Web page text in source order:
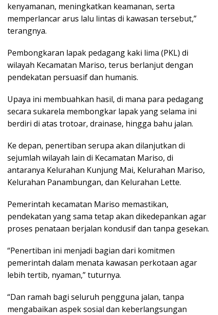
kenyamanan, meningkatkan keamanan, serta
memperlancar arus lalu lintas di kawasan tersebut,”
terangnya.
Pembongkaran lapak pedagang kaki lima (PKL) di
wilayah Kecamatan Mariso, terus berlanjut dengan
pendekatan persuasif dan humanis.
Upaya ini membuahkan hasil, di mana para pedagang
secara sukarela membongkar lapak yang selama ini
berdiri di atas trotoar, drainase, hingga bahu jalan.
Ke depan, penertiban serupa akan dilanjutkan di
sejumlah wilayah lain di Kecamatan Mariso, di
antaranya Kelurahan Kunjung Mai, Kelurahan Mariso,
Kelurahan Panambungan, dan Kelurahan Lette.
Pemerintah kecamatan Mariso memastikan,
pendekatan yang sama tetap akan dikedepankan agar
proses penataan berjalan kondusif dan tanpa gesekan.
“Penertiban ini menjadi bagian dari komitmen
pemerintah dalam menata kawasan perkotaan agar
lebih tertib, nyaman,” tuturnya.
“Dan ramah bagi seluruh pengguna jalan, tanpa
mengabaikan aspek sosial dan keberlangsungan